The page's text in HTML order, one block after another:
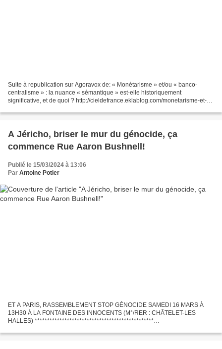
Suite à republication sur Agoravox de: « Monétarisme » et/ou « banco-
centralisme » : la nuance « sémantique » est-elle historiquement
significative, et de quoi ? http://cieldefrance.eklablog.com/monetarisme-et-
A Jéricho, briser le mur du génocide, ça
commence Rue Aaron Bushnell!
Publié le 15/03/2024 à 13:06
Par Antoine Potier
ET A PARIS, RASSEMBLEMENT STOP GÉNOCIDE SAMEDI 16 MARS À
13H30 À LA FONTAINE DES INNOCENTS (M°/RER : CHÂTELET-LES
HALLES) ************************************************
bushnell-soldat-de-l-us-air-forc-a215459725...